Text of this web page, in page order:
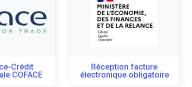
Crédit
COFACE
Réception facture
électronique obligatoire